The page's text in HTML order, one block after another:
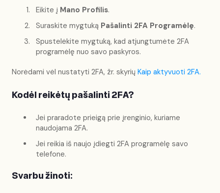
Eikite į Mano Profilis.
Suraskite mygtuką Pašalinti 2FA Programėlę.
Spustelėkite mygtuką, kad atjungtumėte 2FA
programėlę nuo savo paskyros.
Norėdami vėl nustatyti 2FA, žr. skyrių Kaip aktyvuoti 2FA.
Kodėl reikėtų pašalinti 2FA?
Jei praradote prieigą prie įrenginio, kuriame
naudojama 2FA.
Jei reikia iš naujo įdiegti 2FA programėlę savo
telefone.
Svarbu žinoti: